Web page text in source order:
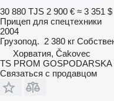
30 880 TJS 2 900 € ≈ 3 351 $
Прицеп для спецтехники
2004
Грузопод. 2 380 кг
Хорватия, Čakovec
TS PROM GOSPODARSKA
Связаться с продавцом